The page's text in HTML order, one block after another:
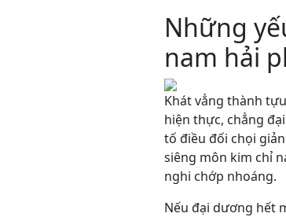
Những
nam hải
Khát vẳng thành
hiện thực, chẳng
tố điều đối chọi
siêng môn kim chỉ
nghi chớp nhoáng.
Nếu đại dương hết